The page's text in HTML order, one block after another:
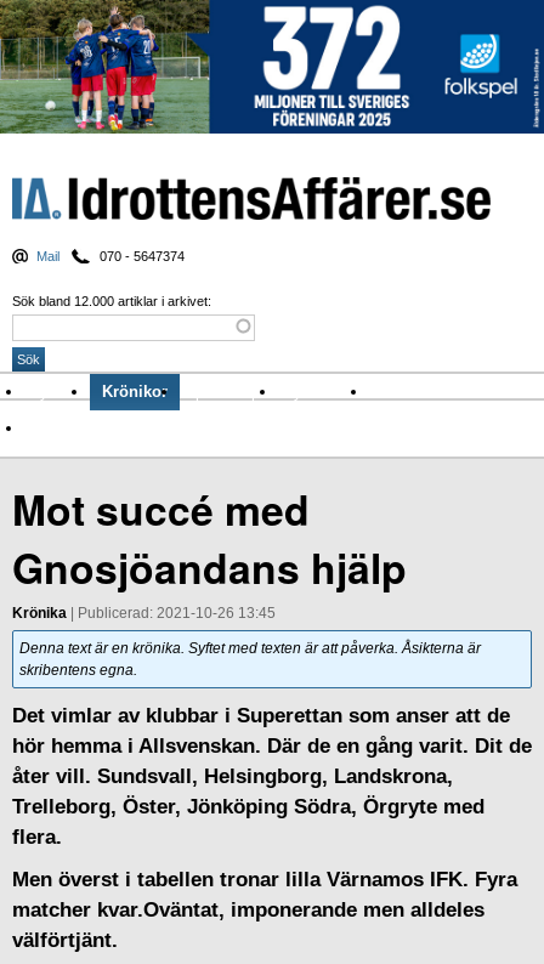
Mail 070 - 5647374
Sök bland 12.000 artiklar i arkivet:
Nyheter Krönikor Sport & spel Nyhetsbrev
Mot succé med
Gnosjöandans hjälp
Krönika | Publicerad: 2021-10-26 13:45
Denna text är en krönika. Syftet med texten är att påverka. Åsikterna är
skribentens egna.
Det vimlar av klubbar i Superettan som anser att de
hör hemma i Allsvenskan. Där de en gång varit. Dit de
åter vill. Sundsvall, Helsingborg, Landskrona,
Trelleborg, Öster, Jönköping Södra, Örgryte med
flera.
Men överst i tabellen tronar lilla Värnamos IFK. Fyra
matcher kvar.Oväntat, imponerande men alldeles
välförtjänt.